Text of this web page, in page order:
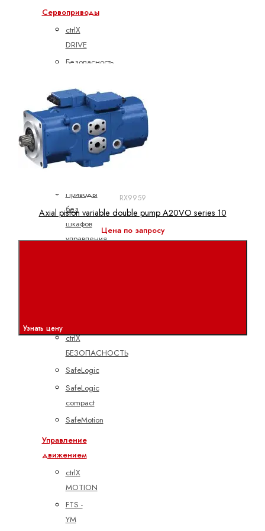
Сервоприводы
ctrlX
DRIVE
Безопасность
ПО
Компактный
преобразователь
Контроллеры
Модульный
Приводы
без
шкафов
управления
ctrlX
БЕЗОПАСНОСТЬ
SafeLogic
SafeLogic
compact
SafeMotion
Управление
движением
ctrlX
MOTION
FTS -
YM
RX9959
Axial piston variable double pump A20VO series 10
Цена по запросу
Узнать цену